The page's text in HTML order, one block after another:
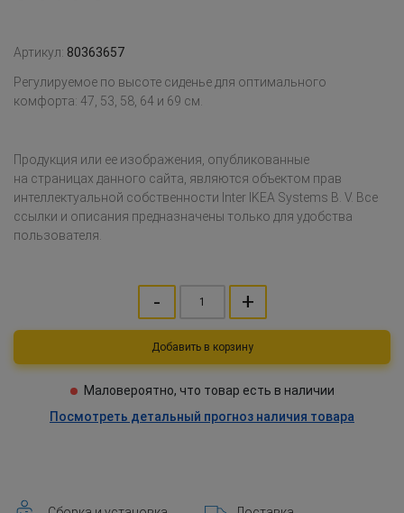
Артикул: 80363657
Регулируемое по высоте сиденье для оптимального
комфорта: 47, 53, 58, 64 и 69 см.
Продукция или ее изображения, опубликованные
на страницах данного сайта, являются объектом прав
интеллектуальной собственности Inter IKEA Systems B. V. Все
ссылки и описания предназначены только для удобства
пользователя.
- +
Добавить в корзину
Маловероятно, что товар есть в наличии
Посмотреть детальный прогноз наличия товара